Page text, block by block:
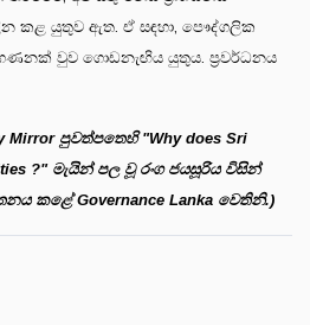
කළ යුතුව ඇත. ඒ සඳහා, පෞද්ගලික
වුව ගොඩනැඟිය යුතුය. ප්‍රවර්ධනය
Mirror පුවත්පතෙහි "Why does Sri
?" මැයින් පල වූ රංග ජයසූරිය විසින්
කළේ Governance Lanka වෙතිනි.)